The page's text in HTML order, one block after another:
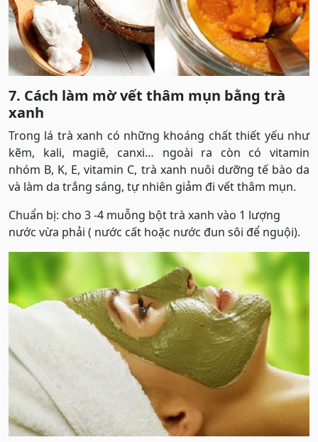
7. Cách làm mờ vết thâm mụn bằng trà
xanh
Trong lá trà xanh có những khoáng chất thiết yếu như
kẽm, kali, magiê, canxi… ngoài ra còn có vitamin
nhóm B, K, E, vitamin C, trà xanh nuôi dưỡng tế bào da
và làm da trắng sáng, tự nhiên giảm đi vết thâm mụn.
Chuẩn bị: cho 3 -4 muỗng bột trà xanh vào 1 lượng
nước vừa phải ( nước cất hoặc nước đun sôi để nguội).